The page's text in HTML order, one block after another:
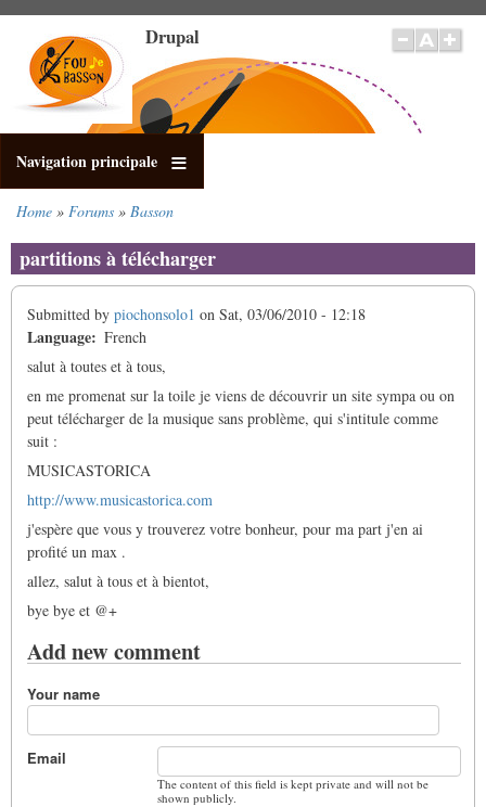
main
content
Drupal
Navigation principale
Home Forums Basson
partitions à télécharger
Submitted by piochonsolo1 on Sat, 03/06/2010 - 12:18
Language
French
salut à toutes et à tous,
en me promenat sur la toile je viens de découvrir un site sympa ou on
peut télécharger de la musique sans problème, qui s'intitule comme
suit :
MUSICASTORICA
http://www.musicastorica.com
j'espère que vous y trouverez votre bonheur, pour ma part j'en ai
profité un max .
allez, salut à tous et à bientot,
bye bye et @+
Add new comment
Your name
Email
The content of this field is kept private and will not be
shown publicly.